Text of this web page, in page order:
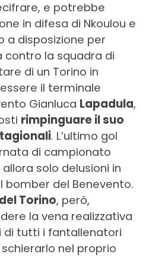
e potrebbe
in difesa di Nkoulou e
a disposizione per
la squadra di
di un Torino in
il terminale
Gianluca Lapadula,
rimpinguare il suo
. L’ultimo gol
di campionato
solo delusioni in
bomber del Benevento.
Torino, però,
la vena realizzativa
di tutti i fantallenatori
nel proprio